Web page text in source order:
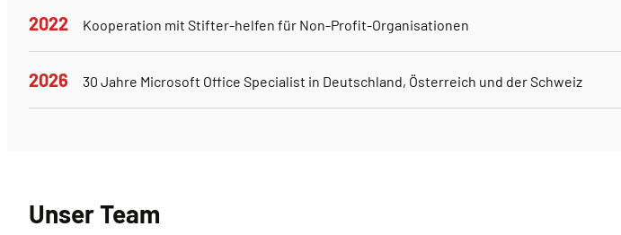
2022 Kooperation mit Stifter-helfen für Non-Profit-Organisationen
2026 30 Jahre Microsoft Office Specialist in Deutschland, Österreich und der Schweiz
Unser Team